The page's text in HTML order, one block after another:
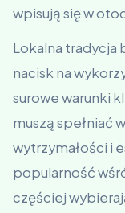
wpisują się w
Lokalna tradycja
nacisk na
surowe warunki
muszą spełniać
wytrzymałości i
popularność
częściej